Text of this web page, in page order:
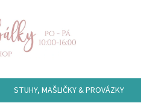
STUHY, MAŠLIČKY & PROVÁZKY